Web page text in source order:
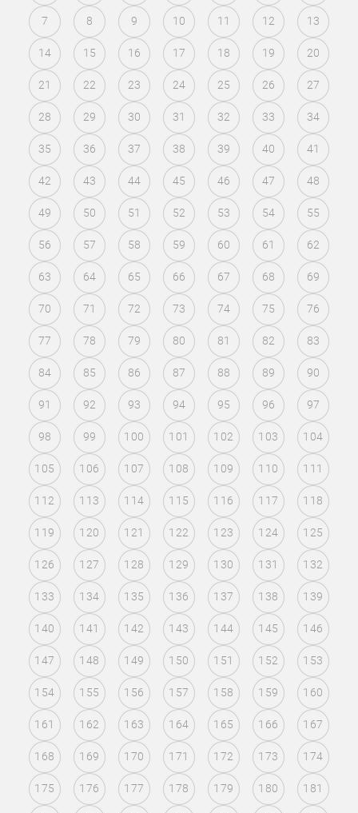
7 8 9 10 11 12 13
14 15 16 17 18 19 20
21 22 23 24 25 26 27
28 29 30 31 32 33 34
35 36 37 38 39 40 41
42 43 44 45 46 47 48
49 50 51 52 53 54 55
56 57 58 59 60 61 62
63 64 65 66 67 68 69
70 71 72 73 74 75 76
77 78 79 80 81 82 83
84 85 86 87 88 89 90
91 92 93 94 95 96 97
98 99 100 101 102 103 104
105 106 107 108 109 110 111
112 113 114 115 116 117 118
119 120 121 122 123 124 125
126 127 128 129 130 131 132
133 134 135 136 137 138 139
140 141 142 143 144 145 146
147 148 149 150 151 152 153
154 155 156 157 158 159 160
161 162 163 164 165 166 167
168 169 170 171 172 173 174
175 176 177 178 179 180 181